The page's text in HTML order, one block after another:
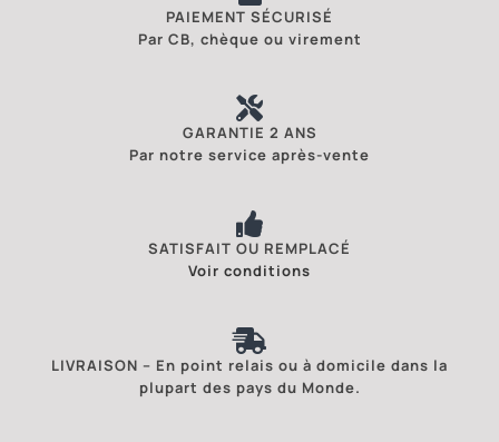
PAIEMENT SÉCURISÉ
Par CB, chèque ou virement
GARANTIE 2 ANS
Par notre service après-vente
SATISFAIT OU REMPLACÉ
Voir conditions
LIVRAISON – En point relais ou à domicile dans la
plupart des pays du Monde.